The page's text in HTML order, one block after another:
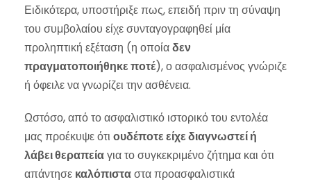
Ειδικότερα, υποστήριξε πως, επειδή πριν τη σύναψη
του συμβολαίου είχε συνταγογραφηθεί μία
προληπτική εξέταση (η οποίαδεν
πραγματοποιήθηκε ποτέ), ο ασφαλισμένος γνώριζε
ή όφειλε να γνωρίζει την ασθένεια.
Ωστόσο, από το ασφαλιστικό ιστορικό του εντολέα
μας προέκυψε ότι ουδέποτε είχε διαγνωστεί ή
λάβει θεραπείαγια το συγκεκριμένο ζήτημα και ότι
απάντησε καλόπισταστα προασφαλιστικά